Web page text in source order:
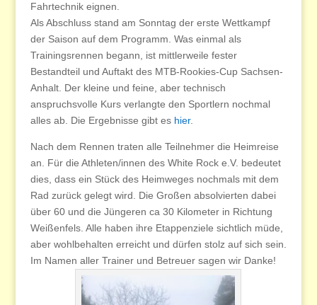
Fahrtechnik eignen.
Als Abschluss stand am Sonntag der erste Wettkampf
der Saison auf dem Programm. Was einmal als
Trainingsrennen begann, ist mittlerweile fester
Bestandteil und Auftakt des MTB-Rookies-Cup Sachsen-
Anhalt. Der kleine und feine, aber technisch
anspruchsvolle Kurs verlangte den Sportlern nochmal
alles ab. Die Ergebnisse gibt es hier.
Nach dem Rennen traten alle Teilnehmer die Heimreise
an. Für die Athleten/innen des White Rock e.V. bedeutet
dies, dass ein Stück des Heimweges nochmals mit dem
Rad zurück gelegt wird. Die Großen absolvierten dabei
über 60 und die Jüngeren ca 30 Kilometer in Richtung
Weißenfels. Alle haben ihre Etappenziele sichtlich müde,
aber wohlbehalten erreicht und dürfen stolz auf sich sein.
Im Namen aller Trainer und Betreuer sagen wir Danke!